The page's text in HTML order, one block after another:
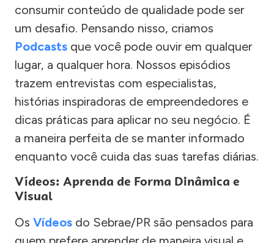
consumir conteúdo de qualidade pode ser
um desafio. Pensando nisso, criamos
Podcasts que você pode ouvir em qualquer
lugar, a qualquer hora. Nossos episódios
trazem entrevistas com especialistas,
histórias inspiradoras de empreendedores e
dicas práticas para aplicar no seu negócio. É
a maneira perfeita de se manter informado
enquanto você cuida das suas tarefas diárias.
Vídeos: Aprenda de Forma Dinâmica e
Visual
Os Vídeos do Sebrae/PR são pensados para